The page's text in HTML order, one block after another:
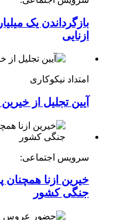
بازگرداندن یک
ازنایی
امتداد نیکوکاری
آیین تجلیل از
سرویس اجتماعی:
خیرین ازنا
جنگی کشور